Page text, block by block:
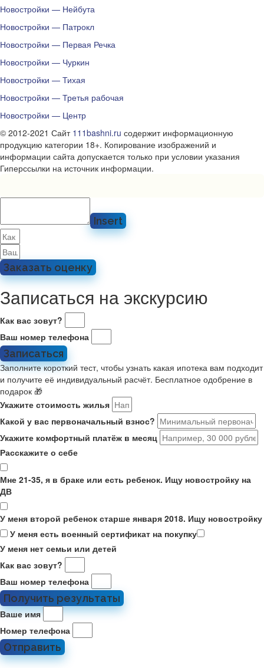
Новостройки — Нейбута
Новостройки — Патрокл
Новостройки — Первая Речка
Новостройки — Чуркин
Новостройки — Тихая
Новостройки — Третья рабочая
Новостройки — Центр
© 2012-2021 Сайт 111bashni.ru содержит информационную
продукцию категории 18+. Копирование изображений и
информации сайта допускается только при условии указания
Гиперссылки на источник информации.
Insert
Заказать оценку
Записаться на экскурсию
Как вас зовут?
Ваш номер телефона
Записаться
Заполните короткий тест, чтобы узнать какая ипотека вам подходит
и получите её индивидуальный расчёт. Бесплатное одобрение в
подарок 🎁
Укажите стоимость жилья
Какой у вас первоначальный взнос?
Укажите комфортный платёж в месяц
Расскажите о себе
Мне 21-35, я в браке или есть ребенок. Ищу новостройку на
ДВ
У меня второй ребенок старше января 2018. Ищу новостройку
У меня есть военный сертификат на покупку
У меня нет семьи или детей
Как вас зовут?
Ваш номер телефона
Получить результаты
Ваше имя
Номер телефона
Отправить